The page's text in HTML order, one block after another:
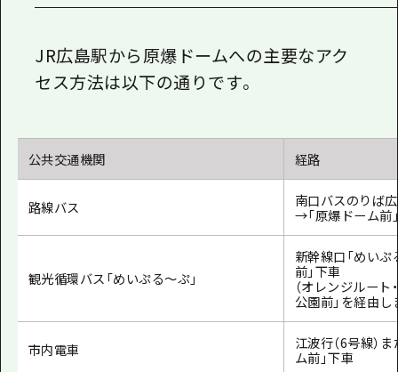
JR広島駅から原爆ドームへの主要なアク
セス方法は以下の通りです。
公共交通機関 経路
路線バス
南口バスのりば広
→「原爆ドーム前
観光循環バス「めいぷる～ぷ」
新幹線口「めい
前」下車
（オレンジルート
公園前」を経由し
市内電車
江波行（6号線）
ム前」下車